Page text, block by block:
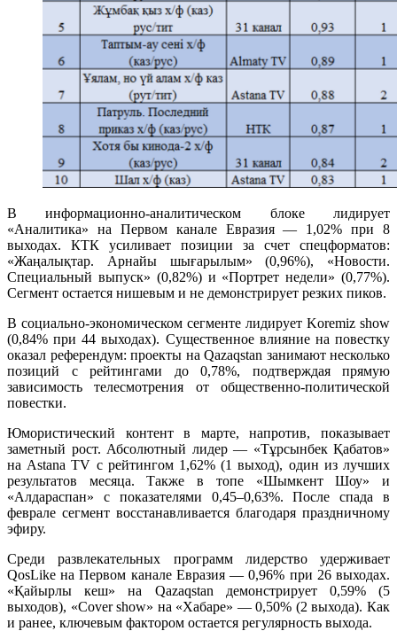
В информационно-аналитическом блоке лидирует
«Аналитика» на Первом канале Евразия — 1,02% при 8
выходах. КТК усиливает позиции за счет спецформатов:
«Жаңалықтар. Арнайы шығарылым» (0,96%), «Новости.
Специальный выпуск» (0,82%) и «Портрет недели» (0,77%).
Сегмент остается нишевым и не демонстрирует резких пиков.
В социально-экономическом сегменте лидирует Koremiz show
(0,84% при 44 выходах). Существенное влияние на повестку
оказал референдум: проекты на Qazaqstan занимают несколько
позиций с рейтингами до 0,78%, подтверждая прямую
зависимость телесмотрения от общественно-политической
повестки.
Юмористический контент в марте, напротив, показывает
заметный рост. Абсолютный лидер — «Тұрсынбек Қабатов»
на Astana TV с рейтингом 1,62% (1 выход), один из лучших
результатов месяца. Также в топе «Шымкент Шоу» и
«Алдараспан» с показателями 0,45–0,63%. После спада в
феврале сегмент восстанавливается благодаря праздничному
эфиру.
Среди развлекательных программ лидерство удерживает
QosLike на Первом канале Евразия — 0,96% при 26 выходах.
«Қайырлы кеш» на Qazaqstan демонстрирует 0,59% (5
выходов), «Cover show» на «Хабаре» — 0,50% (2 выхода). Как
и ранее, ключевым фактором остается регулярность выхода.